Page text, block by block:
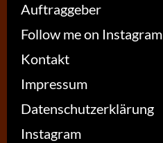
Auftraggeber
Follow me on Instagram
Kontakt
Impressum
Datenschutzerklärung
Instagram